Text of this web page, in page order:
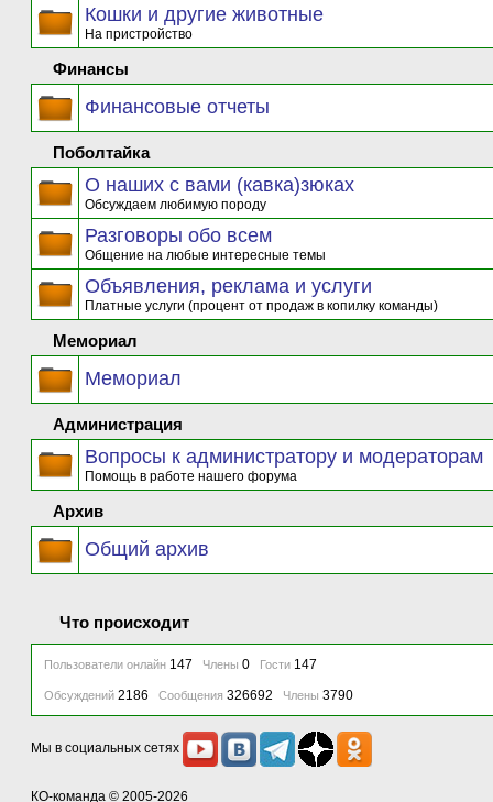
Кошки и другие животные
На пристройство
Финансы
Финансовые отчеты
Поболтайка
О наших с вами (кавка)зюках
Обсуждаем любимую породу
Разговоры обо всем
Общение на любые интересные темы
Объявления, реклама и услуги
Платные услуги (процент от продаж в копилку команды)
Мемориал
Мемориал
Администрация
Вопросы к администратору и модераторам
Помощь в работе нашего форума
Архив
Общий архив
Что происходит
Пользователи онлайн 147 Члены 0 Гости 147
Обсуждений 2186 Сообщения 326692 Члены 3790
Мы в социальных сетях
КО-команда © 2005-2026